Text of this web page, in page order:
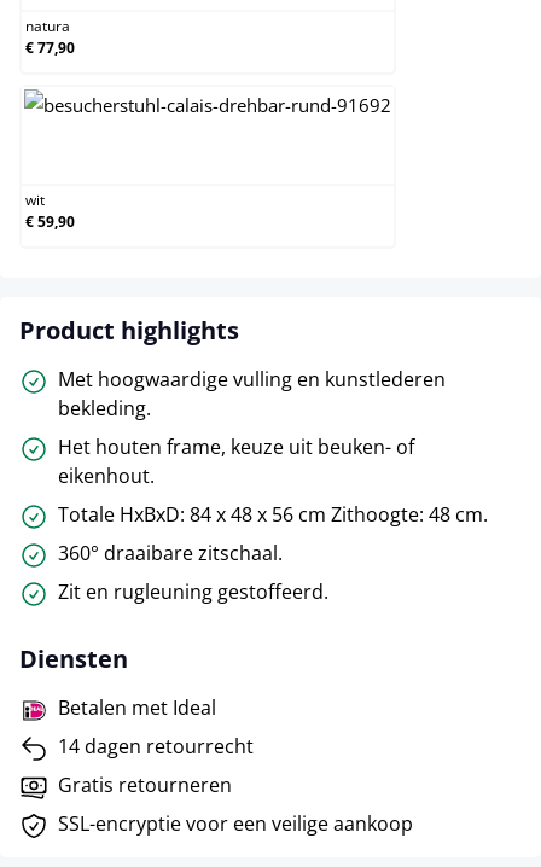
natura
€ 77,90
wit
€ 59,90
Product highlights
Met hoogwaardige vulling en kunstlederen
bekleding.
Het houten frame, keuze uit beuken- of
eikenhout.
Totale HxBxD: 84 x 48 x 56 cm Zithoogte: 48 cm.
360° draaibare zitschaal.
Zit en rugleuning gestoffeerd.
Diensten
Betalen met Ideal
14 dagen retourrecht
Gratis retourneren
SSL-encryptie voor een veilige aankoop